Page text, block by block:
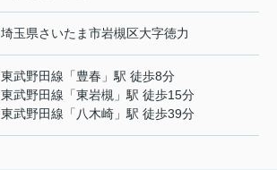
埼玉県さいたま市岩槻区大字徳力
東武野田線 「豊春 」駅 徒歩8分
東武野田線 「東岩槻 」駅 徒歩15分
東武野田線 「 八木崎 」駅 徒歩39分